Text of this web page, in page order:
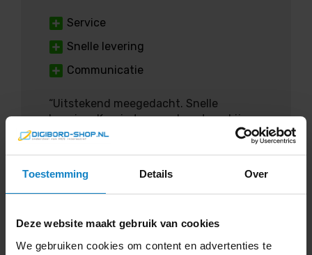
Toestemming Details Over
Deze website maakt gebruik van cookies
We gebruiken cookies om content en advertenties te
Service
Snelle levering
Communicatie
“Uitstekend meegedacht. Snelle
levering. Keurig te woord gestaan bij
vragen na levering. Denken goed mee en
Rik Plattel